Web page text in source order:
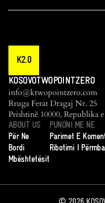
K2.0
KOSOVOTWOPOINTZERO
info@ktwopointzero.com
Rruga Ferat Dragaj Nr. 25
Prishtinë 10000, Republika
ABOUT US
Për Ne
Bordi
Mbështetësit
PUNONI ME NE
Parimet E
Ribotimi I